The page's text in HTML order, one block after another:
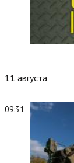
11 августа
09:31